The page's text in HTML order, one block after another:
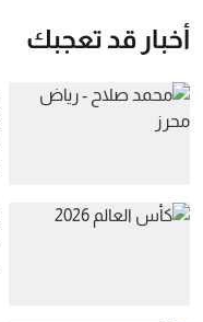
أخبار قد تعجبك